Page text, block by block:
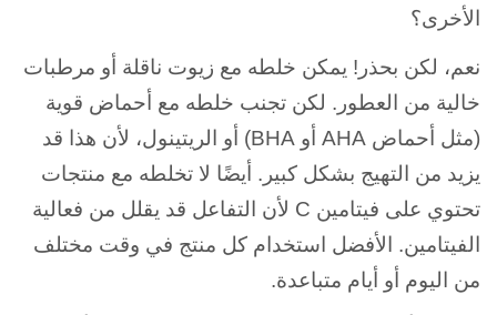
الأخرى؟
نعم، لكن بحذر! يمكن خلطه مع زيوت ناقلة أو مرطبات
خالية من العطور. لكن تجنب خلطه مع أحماض قوية
(مثل أحماض AHA أو BHA) أو الريتينول، لأن هذا قد
يزيد من التهيج بشكل كبير. أيضًا لا تخلطه مع منتجات
تحتوي على فيتامين C لأن التفاعل قد يقلل من فعالية
الفيتامين. الأفضل استخدام كل منتج في وقت مختلف
من اليوم أو أيام متباعدة.